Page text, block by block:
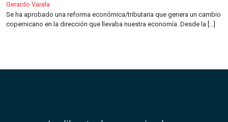
Gerardo Varela
Se ha aprobado una reforma económica/tributaria que genera un cambio
copernicano en la dirección que llevaba nuestra economía. Desde la […]